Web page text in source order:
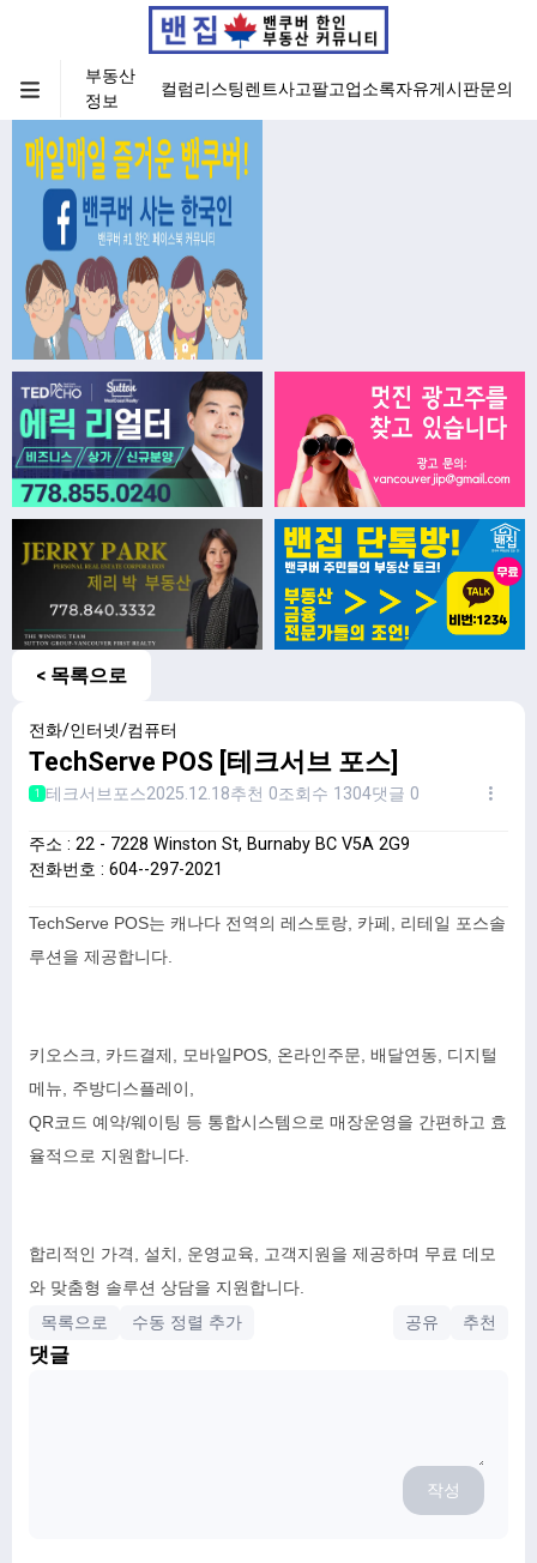
부동산
정보
컬럼리스팅렌트사고팔고업소록자유게시판문의
< 목록으로
전화/인터넷/컴퓨터
TechServe POS [테크서브 포스]
1 테크서브포스2025.12.18추천 0조회수 1304댓글 0
주소 : 22 - 7228 Winston St, Burnaby BC V5A 2G9
전화번호 : 604--297-2021
TechServe POS는 캐나다 전역의 레스토랑, 카페, 리테일 포스솔
루션을 제공합니다.
키오스크, 카드결제, 모바일POS, 온라인주문, 배달연동, 디지털
메뉴, 주방디스플레이,
QR코드 예약/웨이팅 등 통합시스템으로 매장운영을 간편하고 효
율적으로 지원합니다.
합리적인 가격, 설치, 운영교육, 고객지원을 제공하며 무료 데모
와 맞춤형 솔루션 상담을 지원합니다.
목록으로 수동 정렬 추가 공유 추천
댓글
작성